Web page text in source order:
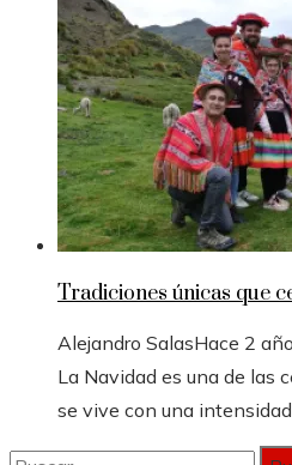
Tradiciones únicas que
Alejandro SalasHace 2
La Navidad es una de las
se vive con una